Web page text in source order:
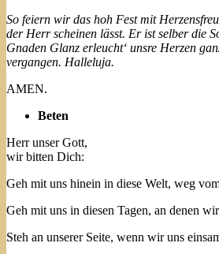
So feiern wir das hoh Fest mit
der Herr scheinen lässt. Er ist selber die
Gnaden Glanz erleucht‘ unsre Herzen
vergangen. Halleluja.
AMEN.
Beten
Herr unser Gott,
wir bitten Dich:
Geh mit uns hinein in diese Welt, weg
Geh mit uns in diesen Tagen, an denen
Steh an unserer Seite, wenn wir uns